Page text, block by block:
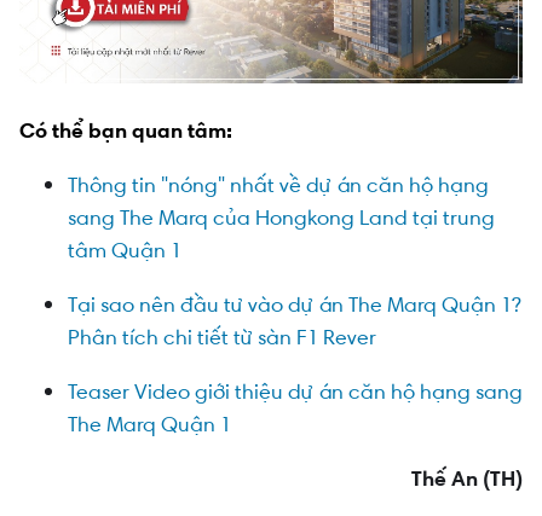
Có thể bạn quan tâm:
Thông tin "nóng" nhất về dự án căn hộ hạng
sang The Marq của Hongkong Land tại trung
tâm Quận 1
Tại sao nên đầu tư vào dự án The Marq Quận 1?
Phân tích chi tiết từ sàn F1 Rever
Teaser Video giới thiệu dự án căn hộ hạng sang
The Marq Quận 1
Thế An (TH)